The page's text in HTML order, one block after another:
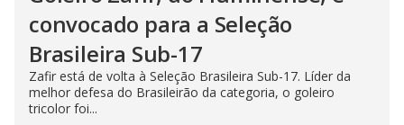
convocado para a Seleção
Brasileira Sub-17
Zafir está de volta à Seleção Brasileira Sub-17. Líder da
melhor defesa do Brasileirão da categoria, o goleiro
tricolor foi...